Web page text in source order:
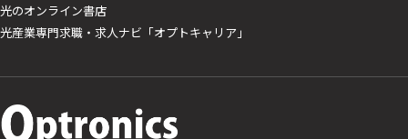
光のオンライン書店
光産業専門求職・求人ナビ「オプトキャリア」